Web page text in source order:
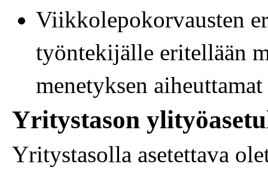
Viikkolepokorvausten
työntekijälle eritellään
menetyksen
Yritystason
Yritystasolla asetettava